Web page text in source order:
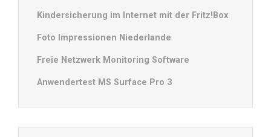
Kindersicherung im Internet mit der Fritz!Box
Foto Impressionen Niederlande
Freie Netzwerk Monitoring Software
Anwendertest MS Surface Pro 3